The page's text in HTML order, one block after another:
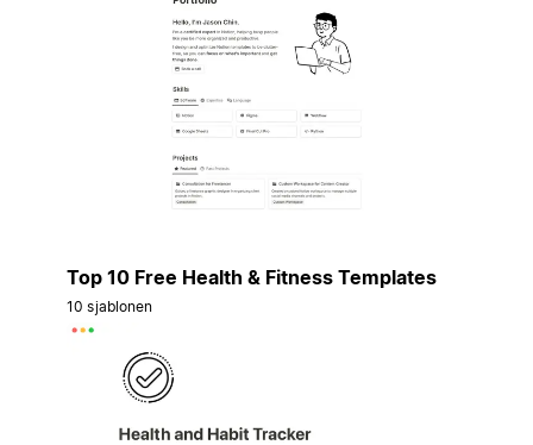
Top 10 Free Health & Fitness Templates
10 sjablonen